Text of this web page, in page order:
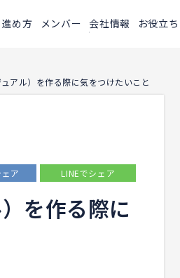
進め方 メンバー 会社情報 お役立
アル）を作る際に気をつけたいこと
ア LINEでシェア
を作る際に